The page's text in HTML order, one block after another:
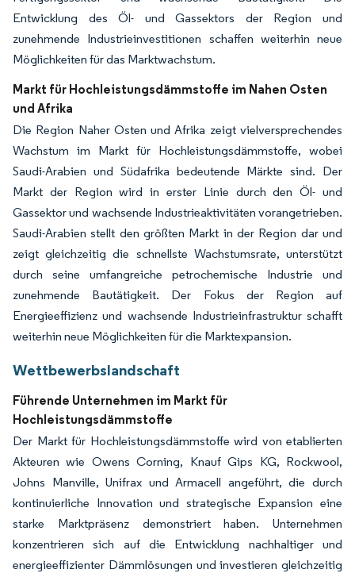
Entwicklung des Öl- und Gassektors der Region und
zunehmende Industrieinvestitionen schaffen weiterhin neue
Möglichkeiten für das Marktwachstum.
Markt für Hochleistungsdämmstoffe im Nahen Osten
und Afrika
Die Region Naher Osten und Afrika zeigt vielversprechendes
Wachstum im Markt für Hochleistungsdämmstoffe, wobei
Saudi-Arabien und Südafrika bedeutende Märkte sind. Der
Markt der Region wird in erster Linie durch den Öl- und
Gassektor und wachsende Industrieaktivitäten vorangetrieben.
Saudi-Arabien stellt den größten Markt in der Region dar und
zeigt gleichzeitig die schnellste Wachstumsrate, unterstützt
durch seine umfangreiche petrochemische Industrie und
zunehmende Bautätigkeit. Der Fokus der Region auf
Energieeffizienz und wachsende Industrieinfrastruktur schafft
weiterhin neue Möglichkeiten für die Marktexpansion.
Wettbewerbslandschaft
Führende Unternehmen im Markt für
Hochleistungsdämmstoffe
Der Markt für Hochleistungsdämmstoffe wird von etablierten
Akteuren wie Owens Corning, Knauf Gips KG, Rockwool,
Johns Manville, Unifrax und Armacell angeführt, die durch
kontinuierliche Innovation und strategische Expansion eine
starke Marktpräsenz demonstriert haben. Unternehmen
konzentrieren sich auf die Entwicklung nachhaltiger und
energieeffizienter Dämmlösungen und investieren gleichzeitig